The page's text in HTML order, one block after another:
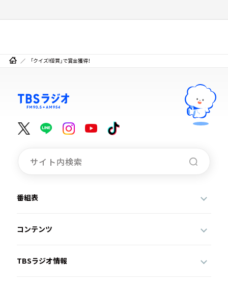
「クイズ!倍買」で賞金獲得！
番組表
コンテンツ
TBSラジオ情報